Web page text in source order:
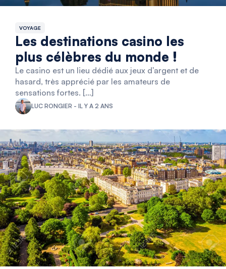
VOYAGE
Les destinations casino les
plus célèbres du monde !
Le casino est un lieu dédié aux jeux d’argent et de
hasard, très apprécié par les amateurs de
sensations fortes. […]
LUC RONGIER - IL Y A 2 ANS